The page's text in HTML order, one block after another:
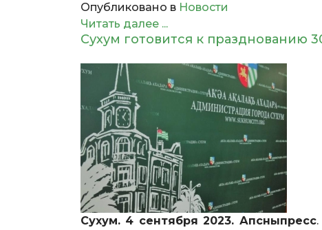
Опубликовано в Новости
Читать далее ...
Сухум готовится к
Сухум. 4 сентября 2023. Апсныпресс.